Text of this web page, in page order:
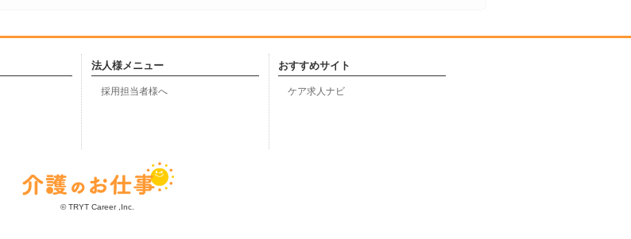
法人様メニュー
採用担当者様へ
おすすめサイト
ケア求人ナビ
© TRYT Career ,Inc.